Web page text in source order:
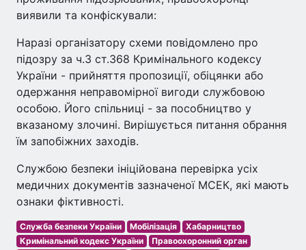
виявили та конфіскували:
Наразі організатору схеми повідомлено про
підозру за ч.3 ст.368 Кримінального кодексу
України - прийняття пропозиції, обіцянки або
одержання неправомірної вигоди службовою
особою. Його спільниці - за пособництво у
вказаному злочині. Вирішується питання обрання
їм запобіжних заходів.
Службою безпеки ініційована перевірка усіх
медичних документів зазначеної МСЕК, які мають
ознаки фіктивності.
Служба безпеки України Мобілізація
Хабарництво
Кримінальний кодекс України
Правоохоронний орган